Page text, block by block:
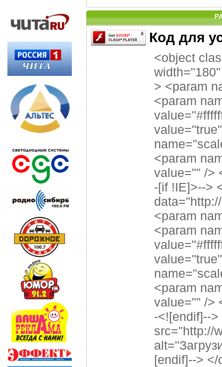
Код для
<object
> <param
<param
<param
value="" />
-[if !IE]>-->
<param
<param
<param
value="" />
-<![endif]--
src="http://
[endif]--> </